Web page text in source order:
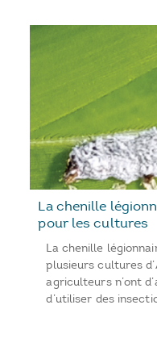
La chenille
pour les cultures
La chenille
plusieurs cultures
agriculteurs n’ont
d’utiliser des